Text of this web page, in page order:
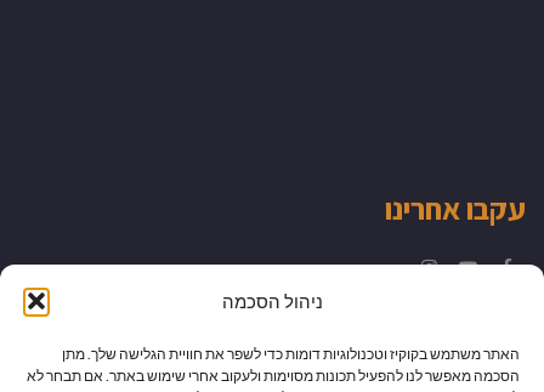
ניהול הסכמה
האתר משתמש בקוקיז וטכנולוגיות דומות כדי לשפר את חוויית הגלישה שלך. מתן
הסכמה מאפשר לנו להפעיל תכונות מסוימות ולעקוב אחרי שימוש באתר. אם תבחר לא
עקבו אחרינו